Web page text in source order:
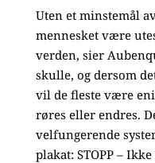
Uten et minstemål
mennesket være
verden, sier
skulle, og dersom
vil de fleste være
røres eller endres.
velfungerende
plakat: STOPP –